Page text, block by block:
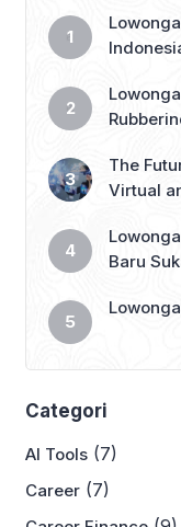
The
Virtual
Baru
Categori
AI Tools (7)
Career (7)